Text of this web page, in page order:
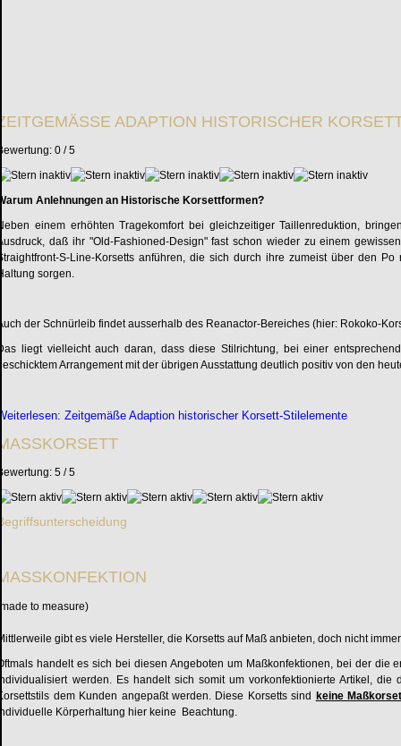
ADAPTION HISTORISCHER
0 /5
Anlehnungen an Historische Korsettformen?
einem erhöhten Tragekomfort bei gleichzeitiger Taillenreduktion,
daß ihr "Old-Fashioned-Design" fast schon wieder zu einem
S-Line-Korsetts anführen, die sich durch ihre zumeist über den
sorgen.
der Schnürleib findet ausserhalb des Reanactor-Bereiches (hier: Rokoko-
liegt vielleicht auch daran, dass diese Stilrichtung, bei einer
Arrangement mit der übrigen Ausstattung deutlich positiv von den
Zeitgemäße Adaption historischer Korsett-Stilelemente
5 /5
to measure)
gibt es viele Hersteller, die Korsetts auf Maß anbieten, doch nicht
handelt es sich bei diesen Angeboten um Maßkonfektionen, bei der die
werden. Es handelt sich somit um vorkonfektionierte Artikel,
dem Kunden angepaßt werden. Diese Korsetts sind keine
Körperhaltung hier keine Beachtung.